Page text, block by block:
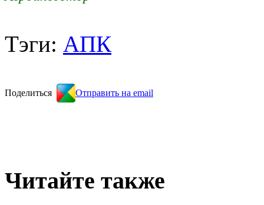
Тэги: АПК
Поделиться Отправить на email
Читайте также